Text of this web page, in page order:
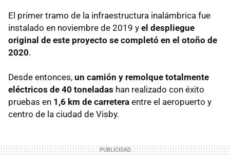
El primer tramo de la infraestructura inalámbrica fue
instalado en noviembre de 2019 y el despliegue
original de este proyecto se completó en el otoño de
2020.
Desde entonces, un camión y remolque totalmente
eléctricos de 40 toneladas han realizado con éxito
pruebas en 1,6 km de carretera entre el aeropuerto y
centro de la ciudad de Visby.